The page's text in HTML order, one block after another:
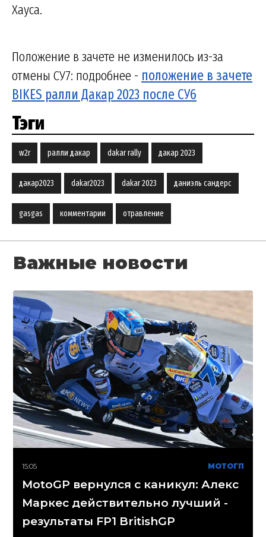
Хауса.
Положение в зачете не изменилось из-за
отмены СУ7: подробнее - положение в зачете
BIKES ралли Дакар 2023 после СУ6
Тэги
w2r ралли дакар dakar rally дакар 2023
дакар2023 dakar2023 dakar 2023 даниэль сандерс
gasgas комментарии отравление
Важные новости
15:05 МОТОГП
MotoGP вернулся с каникул: Алекс
Маркес действительно лучший -
результаты FP1 BritishGP